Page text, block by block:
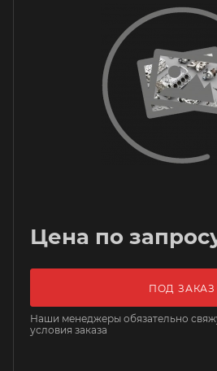
Цена по
ПОД ЗАКАЗ
Наши менеджеры обязательно
условия заказа